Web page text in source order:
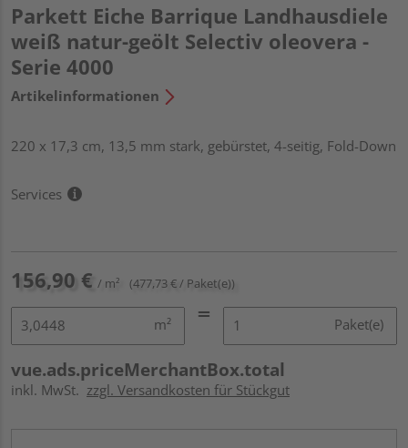
Parkett Eiche Barrique Landhausdiele
weiß natur-geölt Selectiv oleovera -
Serie 4000
Artikelinformationen
220 x 17,3 cm, 13,5 mm stark, gebürstet, 4-seitig, Fold-Down
Services
156,90 € / m² (477,73 € / Paket(e))
m² Paket(e)
vue.ads.priceMerchantBox.total
inkl. MwSt. zzgl. Versandkosten für Stückgut